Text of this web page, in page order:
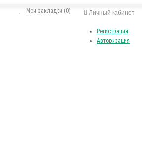
Личный кабинет
Регистрация
Авторизация
Мои закладки (0)